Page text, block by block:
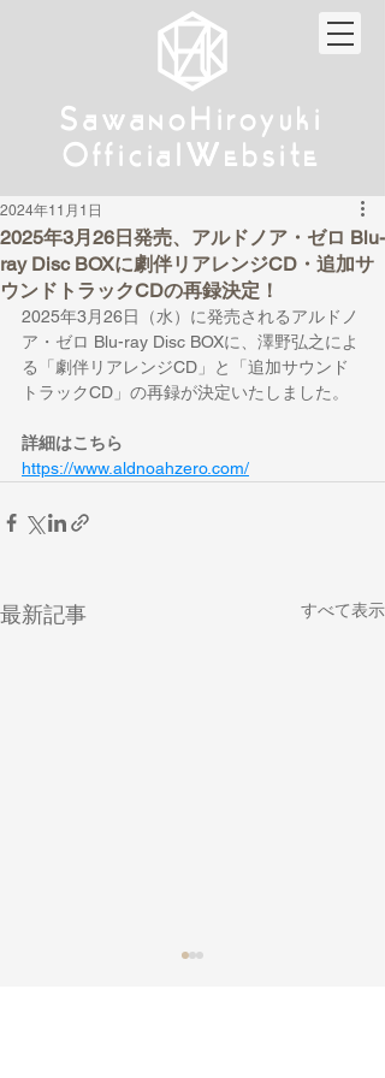
Sa wanoHiroyuki
Official W ebsite
Sa wanoHiroyuki
Official W ebsite
2025年3月26日発売、アルドノア・ゼロ Blu-
ray Disc BOXに劇伴リアレンジCD・追加サ
ウンドトラックCDの再録決定！
2024年11月1日
2025年3月26日（水）に発売されるアルドノ
ア・ゼロ Blu-ray Disc BOXに、澤野弘之によ
る「劇伴リアレンジCD」と「追加サウンド
トラックCD」の再録が決定いたしました。
詳細はこちら
https://www.aldnoahzero.com/
最新記事 すべて表示